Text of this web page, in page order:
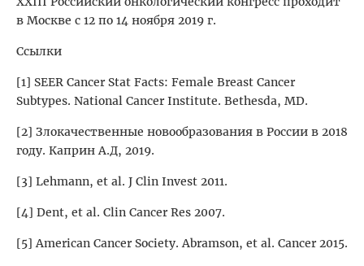
в Москве с 12 по 14 ноября 2019 г.
Ссылки
[1] SEER Cancer Stat Facts: Female Breast Cancer
Subtypes. National Cancer Institute. Bethesda, MD.
[2] Злокачественные новообразования в России в 2018
году. Каприн А.Д, 2019.
[3] Lehmann, et al. J Clin Invest 2011.
[4] Dent, et al. Clin Cancer Res 2007.
[5] American Cancer Society. Abramson, et al. Cancer 2015.